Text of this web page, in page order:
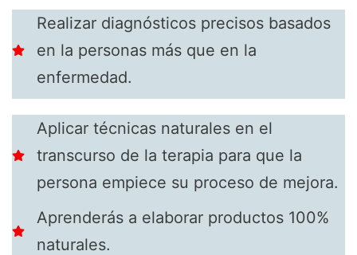
Realizar diagnósticos precisos basados
en la personas más que en la
enfermedad.
Aplicar técnicas naturales en el
transcurso de la terapia para que la
persona empiece su proceso de mejora.
Aprenderás a elaborar productos 100%
naturales.